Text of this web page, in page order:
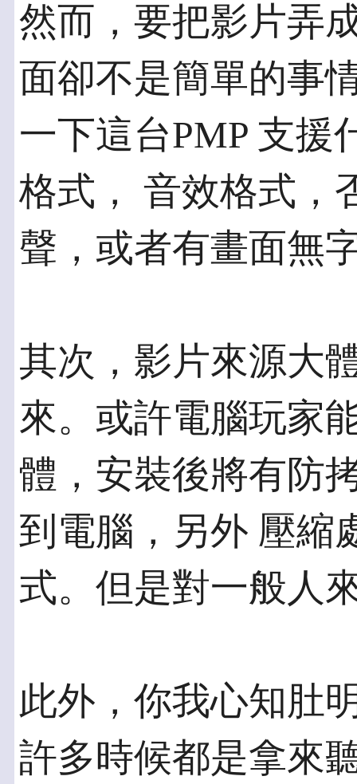
然而，要把影片弄
面卻不是簡單的事
一下這台PMP 支援
格式， 音效格式，
聲，或者有畫面無
其次，影片來源大
來。或許電腦玩家
體，安裝後將有防
到電腦，另外 壓縮
式。但是對一般人
此外，你我心知肚
許多時候都是拿來